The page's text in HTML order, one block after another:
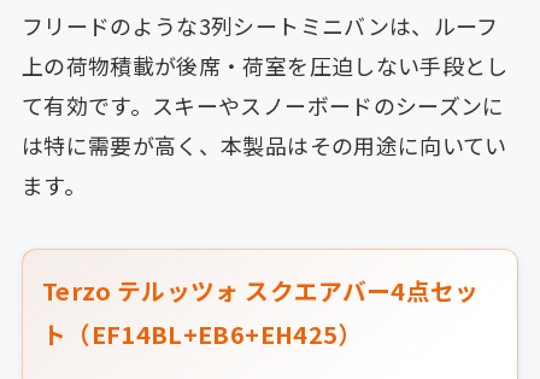
フリードのような3列シートミニバンは、ルーフ
上の荷物積載が後席・荷室を圧迫しない手段とし
て有効です。スキーやスノーボードのシーズンに
は特に需要が高く、本製品はその用途に向いてい
ます。
Terzo テルッツォ スクエアバー4点セッ
ト（EF14BL+EB6+EH425）